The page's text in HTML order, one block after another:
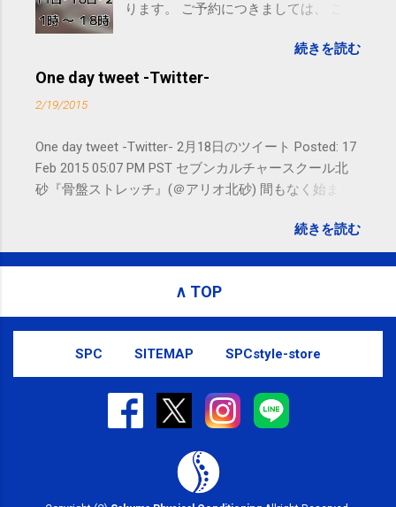
ります。 ご予約につきましては、 こち
れないことがありますので、ご予約、
お問い合わせはSMS（ショートメッセ
続きを読む
One day tweet -Twitter-
2/19/2015
One day tweet -Twitter- 2月18日のツイート Posted: 17
Feb 2015 05:07 PM PST セブンカルチャースクール北
砂『骨盤ストレッチ』(＠アリオ北砂) 間もなく始まり
subscribed to email updates from サクマフィジカルコ
ンディショニング(@SPCstyle) - Twilog To stop
Email delivery powered by Google Google Inc., 1600
Amphitheatre Parkway, Mountain View, CA 94043,
続きを読む
∧ TOP
SPC SITEMAP SPCstyle-store